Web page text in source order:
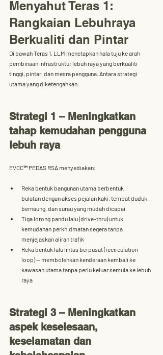
Menyahut Teras 1:
Rangkaian Lebuhraya
Berkualiti dan Pintar
Di bawah Teras 1, LLM menetapkan hala tuju ke arah
pembinaan infrastruktur lebuh raya yang berkualiti
tinggi, pintar, dan mesra pengguna. Antara strategi
utama yang diketengahkan:
Strategi 1 – Meningkatkan
tahap kemudahan pengguna
lebuh raya
EVCC™ PEDAS RSA menyediakan:
Reka bentuk bangunan utama berbentuk
bulatan dengan akses pejalan kaki, tempat duduk
bernaung, dan surau yang mudah dicapai
Tiga lorong pandu lalu (drive-thru) untuk
kemudahan perkhidmatan segera tanpa
menjejaskan aliran trafik
Reka bentuk lalu lintas berpusat (recirculation
loop) — membolehkan kenderaan kembali ke
kawasan utama tanpa perlu keluar semula ke lebuh
raya
Strategi 3 – Meningkatkan
aspek keselesaan,
keselamatan dan